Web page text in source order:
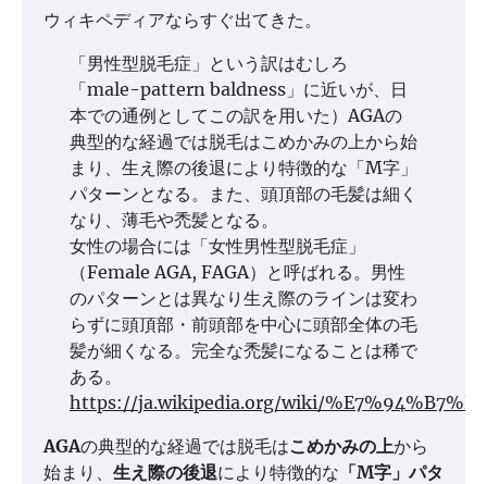
ウィキペディアならすぐ出てきた。
「男性型脱毛症」という訳はむしろ
「male-pattern baldness」に近いが、日
本での通例としてこの訳を用いた）AGAの
典型的な経過では脱毛はこめかみの上から始
まり、生え際の後退により特徴的な「M字」
パターンとなる。また、頭頂部の毛髪は細く
なり、薄毛や禿髪となる。
女性の場合には「女性男性型脱毛症」
（Female AGA, FAGA）と呼ばれる。男性
のパターンとは異なり生え際のラインは変わ
らずに頭頂部・前頭部を中心に頭部全体の毛
髪が細くなる。完全な禿髪になることは稀で
ある。
https://ja.wikipedia.org/wiki/
AGAの典型的な経過では脱毛はこめかみの上から
始まり、 生え際の後退により特徴的な 「M字」パタ